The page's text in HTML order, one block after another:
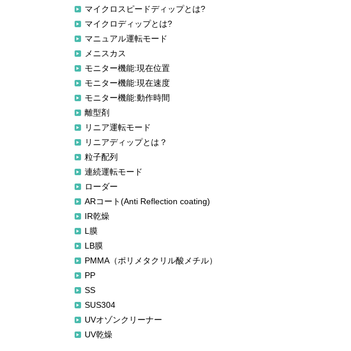
マイクロスピードディップとは?
マイクロディップとは?
マニュアル運転モード
メニスカス
モニター機能:現在位置
モニター機能:現在速度
モニター機能:動作時間
離型剤
リニア運転モード
リニアディップとは？
粒子配列
連続運転モード
ローダー
ARコート(Anti Reflection coating)
IR乾燥
L膜
LB膜
PMMA（ポリメタクリル酸メチル）
PP
SS
SUS304
UVオゾンクリーナー
UV乾燥